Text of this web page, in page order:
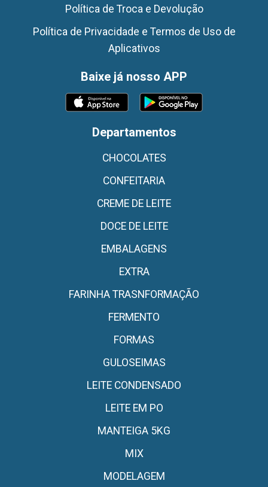
Política de Troca e Devolução
Política de Privacidade e Termos de Uso de
Aplicativos
Baixe já nosso APP
Departamentos
CHOCOLATES
CONFEITARIA
CREME DE LEITE
DOCE DE LEITE
EMBALAGENS
EXTRA
FARINHA TRASNFORMAÇÃO
FERMENTO
FORMAS
GULOSEIMAS
LEITE CONDENSADO
LEITE EM PO
MANTEIGA 5KG
MIX
MODELAGEM